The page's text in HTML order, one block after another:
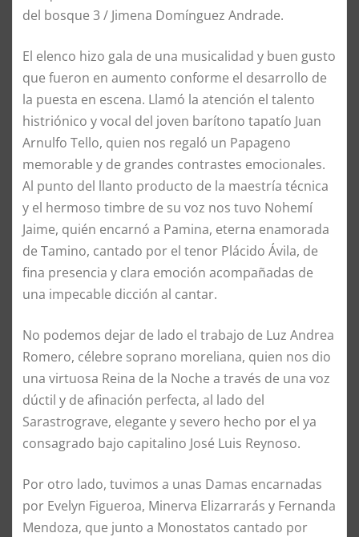
del bosque 3 / Jimena Domínguez Andrade.
El elenco hizo gala de una musicalidad y buen gusto
que fueron en aumento conforme el desarrollo de
la puesta en escena. Llamó la atención el talento
histriónico y vocal del joven barítono tapatío Juan
Arnulfo Tello, quien nos regaló un Papageno
memorable y de grandes contrastes emocionales.
Al punto del llanto producto de la maestría técnica
y el hermoso timbre de su voz nos tuvo Nohemí
Jaime, quién encarnó a Pamina, eterna enamorada
de Tamino, cantado por el tenor Plácido Ávila, de
fina presencia y clara emoción acompañadas de
una impecable dicción al cantar.
No podemos dejar de lado el trabajo de Luz Andrea
Romero, célebre soprano moreliana, quien nos dio
una virtuosa Reina de la Noche a través de una voz
dúctil y de afinación perfecta, al lado del
Sarastrograve, elegante y severo hecho por el ya
consagrado bajo capitalino José Luis Reynoso.
Por otro lado, tuvimos a unas Damas encarnadas
por Evelyn Figueroa, Minerva Elizarrarás y Fernanda
Mendoza, que junto a Monostatos cantado por